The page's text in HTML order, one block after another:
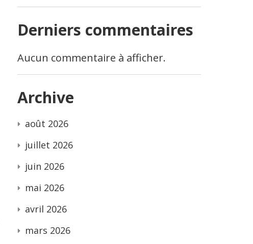
Derniers commentaires
Aucun commentaire à afficher.
Archive
août 2026
juillet 2026
juin 2026
mai 2026
avril 2026
mars 2026